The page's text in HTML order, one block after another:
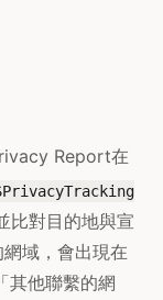
Report在
比對目的地與宣
域，會出現在
其他聯繫的網